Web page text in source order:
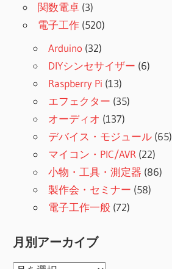
関数電卓 (3)
電子工作 (520)
Arduino (32)
DIYシンセサイザー (6)
Raspberry Pi (13)
エフェクター (35)
オーディオ (137)
デバイス・モジュール (65)
マイコン・PIC/AVR (22)
小物・工具・測定器 (86)
製作会・セミナー (58)
電子工作一般 (72)
月別アーカイブ